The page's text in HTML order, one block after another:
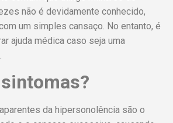
não é devidamente conhecido,
um simples cansaço. No entanto, é
ajuda médica caso seja uma
da hipersonolência são o